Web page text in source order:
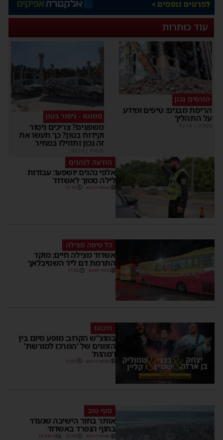
עוד כותרות
הורסים נכון
הריסת מבנים: טיפים ומידע
על התהליך
מקודם
סמנטו - ניסור בטון
משפצים? צריכים ניסור
וקידוח בטון? כך תעשו את
זה נכון ותוזילו במחיר
מקודם
הודעה לנהגים
אלפי נהגים יושפעו: עבודות
לילה סמוך לאשדוד
מנחם דויטש 11:10
כל טיפה מצילה
אשדוד מצילה חיים: מוקד
התרמת דם ליד השטיבלאך
משה קאהן 11:05
היכונו
במוצ”ש הקרוב: מופע סיום בין
הזמנים של 'המרכז למורשת'
ו'מהות'
מנחם דויטש 11:01
סוף טוב
אותר בחור הישיבה שנעדר
בחוף הנפרד באשדוד
מנחם דויטש 22:08 3 תגובות